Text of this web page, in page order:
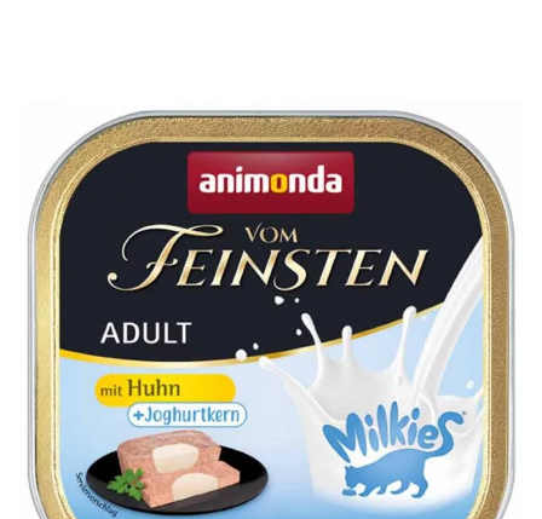
0,95 €
9,50 €/kg
Menge
Warenkorb
inkl. MwSt.zzgl. VersandLieferzeit 1-3 Werktage